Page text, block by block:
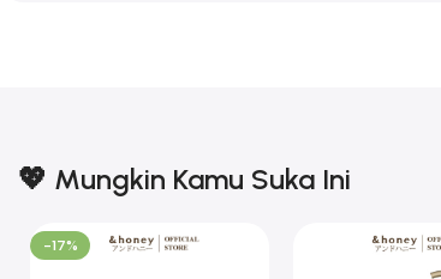
💖 Mungkin Kamu Suka Ini
-17%